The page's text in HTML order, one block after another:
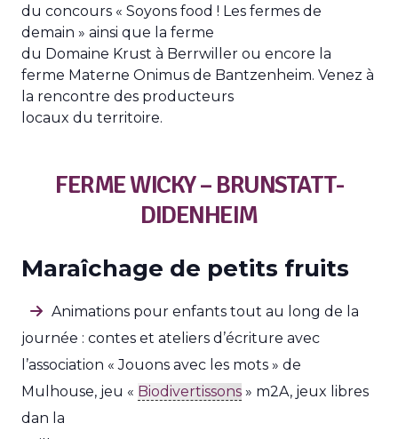
du concours « Soyons food ! Les fermes de
demain » ainsi que la ferme
du Domaine Krust à Berrwiller ou encore la
ferme Materne Onimus de Bantzenheim. Venez à
la rencontre des producteurs
locaux du territoire.
FERME WICKY – BRUNSTATT-
DIDENHEIM
Maraîchage de petits fruits
Animations pour enfants tout au long de la
journée : contes et ateliers d’écriture avec
l’association « Jouons avec les mots » de
Mulhouse, jeu « Biodivertissons » m2A, jeux libres
dan la